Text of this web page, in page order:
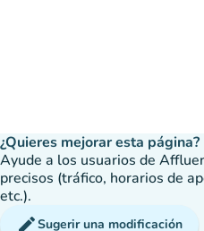
¿Quieres mejorar esta página?
Ayude a los usuarios de
precisos (tráfico, horarios de
etc.).
editSugerir una modificación